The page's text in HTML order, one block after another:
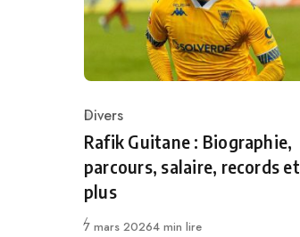
Category
Divers
Rafik Guitane : Biographie,
parcours, salaire, records et
plus
Publié
7 mars 20264 min lire